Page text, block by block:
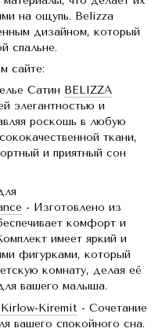
на ощупь. Belizza
дизайном, который
спальне.
сайте:
Сатин BELIZZA
элегантностью и
роскошь в любую
ткани,
и приятный сон
- Изготовлено из
комфорт и
имеет яркий и
фигурками, который
комнату, делая её
вашего малыша.
Kiremit - Сочетание
вашего спокойного сна.